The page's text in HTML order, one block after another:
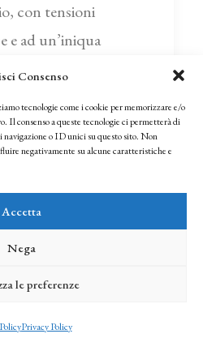
Consenso
tecnologie come i cookie per memorizzare e/o
Il consenso a queste tecnologie ci permetterà di
o ID unici su questo sito. Non
negativamente su alcune caratteristiche e
Accetta
Nega
le preferenze
Privacy Policy
con tensioni
e ad un’iniqua
La
il popolo
caricatura
il potere. I primi
dai cantieri della
o dalle